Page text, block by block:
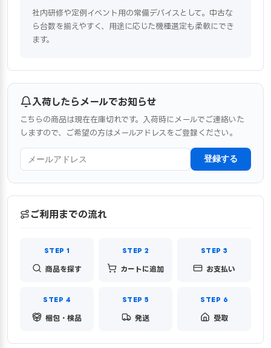
社内研修や定例イベント用の常備デバイスとして。中古な
ら台数を揃えやすく、用途に応じた機種選定も柔軟にでき
ます。
入荷したらメールでお知らせ
こちらの商品は現在在庫切れです。入荷時にメールでご連絡いた
しますので、ご希望の方はメールアドレスをご登録ください。
登録する
ご利用までの流れ
商品を探す カートに追加 お支払い
梱包・検品 発送 受取